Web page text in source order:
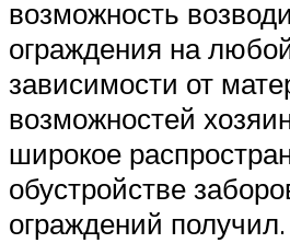
возможность
ограждения на
зависимости от
возможностей
широкое
обустройстве
ограждений получил.